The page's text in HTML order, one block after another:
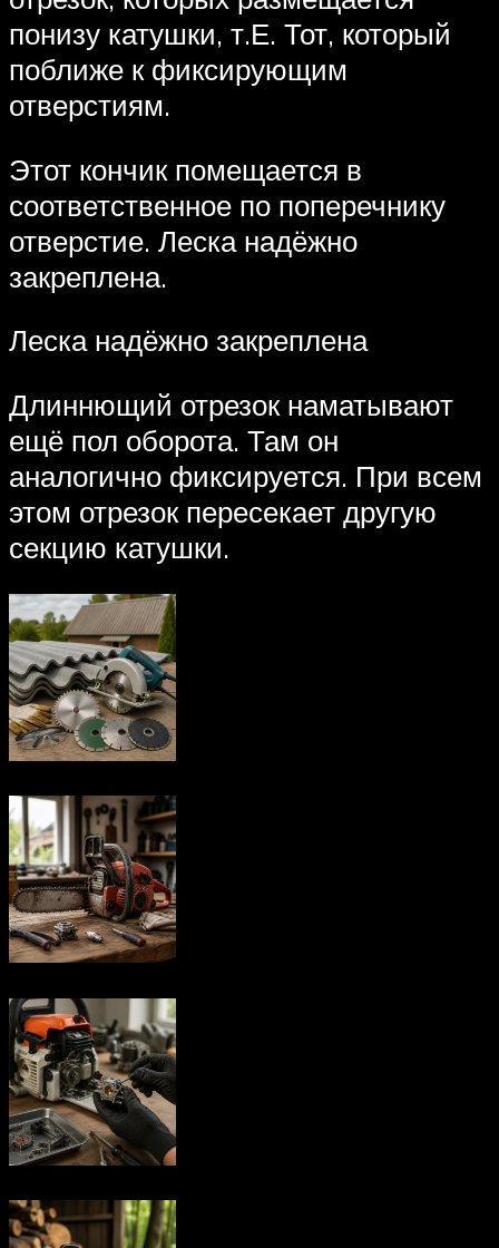
понизу катушки, т.Е. Тот, который
поближе к фиксирующим
отверстиям.
Этот кончик помещается в
соответственное по поперечнику
отверстие. Леска надёжно
закреплена.
Леска надёжно закреплена
Длиннющий отрезок наматывают
ещё пол оборота. Там он
аналогично фиксируется. При всем
этом отрезок пересекает другую
секцию катушки.